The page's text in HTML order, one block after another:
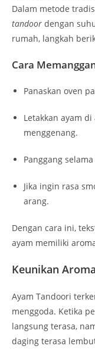
Dalam metode
tandoor dengan
rumah, langkah
Cara
Panaskan oven
Letakkan ayam
menggenang.
Panggang
Jika ingin rasa
arang.
Dengan cara ini,
ayam memiliki
Keunikan
Ayam Tandoori
menggoda. Ketika
langsung terasa,
daging terasa